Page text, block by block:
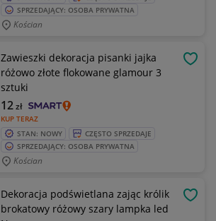
SPRZEDAJĄCY: OSOBA PRYWATNA
Kościan
Zawieszki dekoracja pisanki jajka
różowo złote flokowane glamour 3
sztuki
KUP TERAZ
12zł
STAN: NOWY
CZĘSTO SPRZEDAJE
SPRZEDAJĄCY: OSOBA PRYWATNA
Kościan
Dekoracja podświetlana zając królik
brokatowy różowy szary lampka led